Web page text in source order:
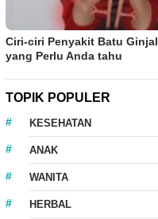
Ciri-ciri Penyakit Batu Ginjal
yang Perlu Anda tahu
TOPIK POPULER
KESEHATAN
ANAK
WANITA
HERBAL